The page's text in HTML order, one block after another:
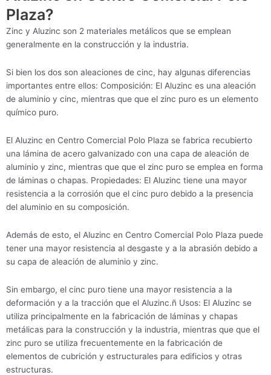
Plaza?
Zinc y Aluzinc son 2 materiales metálicos que se emplean
generalmente en la construcción y la industria.
Si bien los dos son aleaciones de cinc, hay algunas diferencias
importantes entre ellos: Composición: El Aluzinc es una aleación
de aluminio y cinc, mientras que que el zinc puro es un elemento
químico puro.
El Aluzinc en Centro Comercial Polo Plaza se fabrica recubierto
una lámina de acero galvanizado con una capa de aleación de
aluminio y zinc, mientras que que el zinc puro se emplea en forma
de láminas o chapas. Propiedades: El Aluzinc tiene una mayor
resistencia a la corrosión que el cinc puro debido a la presencia
del aluminio en su composición.
Además de esto, el Aluzinc en Centro Comercial Polo Plaza puede
tener una mayor resistencia al desgaste y a la abrasión debido a
su capa de aleación de aluminio y zinc.
Sin embargo, el cinc puro tiene una mayor resistencia a la
deformación y a la tracción que el Aluzinc.ñ Usos: El Aluzinc se
utiliza principalmente en la fabricación de láminas y chapas
metálicas para la construcción y la industria, mientras que que el
zinc puro se utiliza frecuentemente en la fabricación de
elementos de cubrición y estructurales para edificios y otras
estructuras.